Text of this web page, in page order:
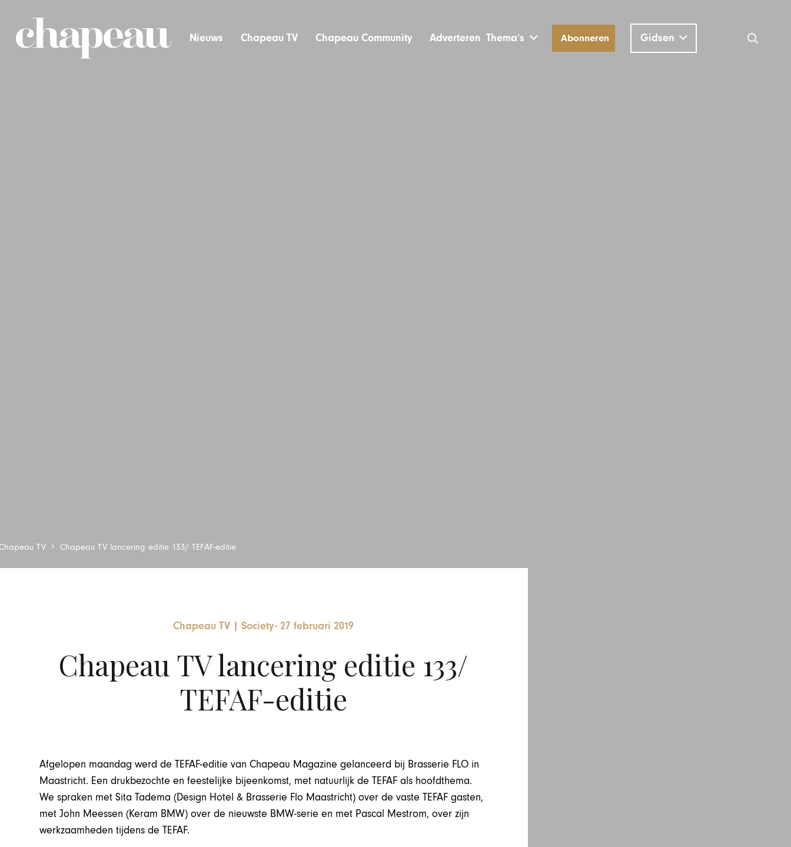
Nieuws Chapeau TV Chapeau Community Adverteren Thema’s Abonneren Gidsen
TV Chapeau TV lancering editie 133/ TEFAF-editie
Chapeau TV | Society- 27 februari 2019
Chapeau TV lancering editie 133/
TEFAF-editie
Afgelopen maandag werd de TEFAF-editie van Chapeau Magazine gelanceerd bij Brasserie FLO in
Maastricht. Een drukbezochte en feestelijke bijeenkomst, met natuurlijk de TEFAF als hoofdthema.
We spraken met Sita Tadema (Design Hotel & Brasserie Flo Maastricht) over de vaste TEFAF gasten,
met John Meessen (Keram BMW) over de nieuwste BMW-serie en met Pascal Mestrom, over zijn
werkzaamheden tijdens de TEFAF.